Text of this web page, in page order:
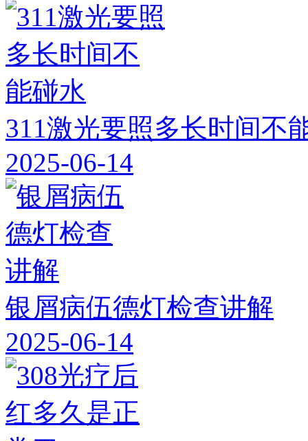
311激光要照多长时间不
2025-06-14
银屑病伍德灯检查讲解
2025-06-14